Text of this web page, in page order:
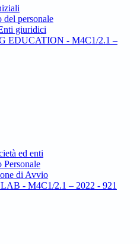
del personale
giuridici
EDUCATION - M4C1/2.1 –
ed enti
Personale
di Avvio
- M4C1/2.1 – 2022 - 921